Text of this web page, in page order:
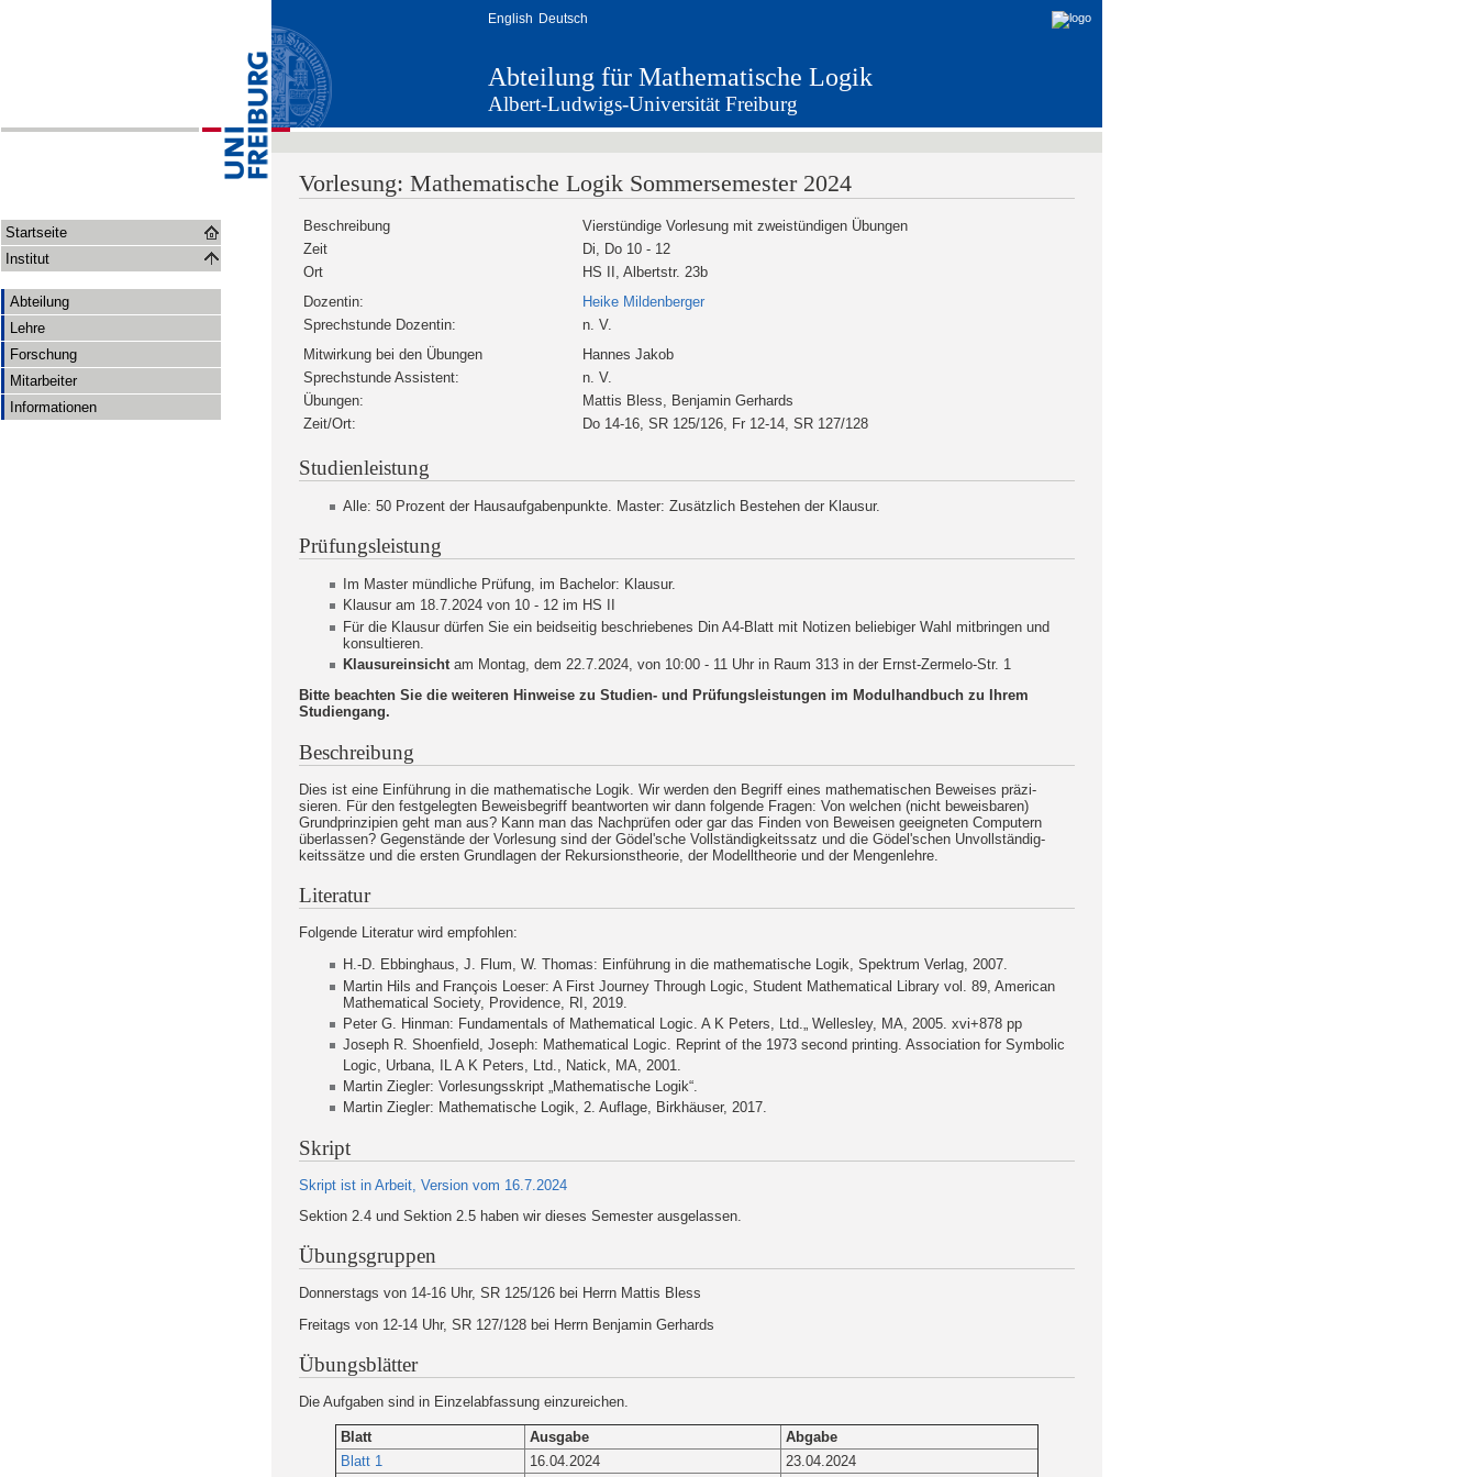
Startseite
Institut
Abteilung
Lehre
Forschung
Mitarbeiter
Informationen
English Deutsch
Abteilung für Mathematische Logik
Albert-Ludwigs-Universität Freiburg
Vorlesung: Mathematische Logik Sommersemester 2024
Beschreibung
Vierstündige Vorlesung mit zweistündigen Übungen
Zeit
Di, Do 10 - 12
Ort
HS II, Albertstr. 23b
Dozentin:
Heike Mildenberger
Sprechstunde Dozentin:
n. V.
Mitwirkung bei den Übungen
Hannes Jakob
Sprechstunde Assistent:
n. V.
Übungen:
Mattis Bless, Benjamin Gerhards
Zeit/Ort:
Do 14-16, SR 125/126, Fr 12-14, SR 127/128
Studienleistung
Alle: 50 Prozent der Hausaufgabenpunkte. Master: Zusätzlich Bestehen der Klausur.
Prüfungsleistung
Im Master mündliche Prüfung, im Bachelor: Klausur.
Klausur am 18.7.2024 von 10 - 12 im HS II
Für die Klausur dürfen Sie ein beidseitig beschriebenes Din A4-Blatt mit Notizen beliebiger Wahl mitbringen und
konsultieren.
Klausureinsichtam Montag, dem 22.7.2024, von 10:00 - 11 Uhr in Raum 313 in der Ernst-Zermelo-Str. 1
Bitte beachten Sie die weiteren Hinweise zu Studien- und Prüfungsleistungen im Modulhandbuch zu Ihrem
Studiengang.
Beschreibung
Dies ist eine Einführung in die mathematische Logik. Wir werden den Begriff eines mathematischen Beweises präzi-
sieren. Für den festgelegten Beweisbegriff beantworten wir dann folgende Fragen: Von welchen (nicht beweisbaren)
Grundprinzipien geht man aus? Kann man das Nachprüfen oder gar das Finden von Beweisen geeigneten Computern
überlassen? Gegenstände der Vorlesung sind der Gödel'sche Vollständigkeitssatz und die Gödel'schen Unvollständig-
keitssätze und die ersten Grundlagen der Rekursionstheorie, der Modelltheorie und der Mengenlehre.
Literatur
Folgende Literatur wird empfohlen:
H.-D. Ebbinghaus, J. Flum, W. Thomas: Einführung in die mathematische Logik, Spektrum Verlag, 2007.
Martin Hils and François Loeser: A First Journey Through Logic, Student Mathematical Library vol. 89, American
Mathematical Society, Providence, RI, 2019.
Peter G. Hinman: Fundamentals of Mathematical Logic. A K Peters, Ltd.„ Wellesley, MA, 2005. xvi+878 pp
Joseph R. Shoenfield, Joseph: Mathematical Logic. Reprint of the 1973 second printing. Association for Symbolic
Logic, Urbana, IL A K Peters, Ltd., Natick, MA, 2001.
Martin Ziegler: Vorlesungsskript „Mathematische Logik“.
Martin Ziegler: Mathematische Logik, 2. Auflage, Birkhäuser, 2017.
Skript
Skript ist in Arbeit, Version vom 16.7.2024
Sektion 2.4 und Sektion 2.5 haben wir dieses Semester ausgelassen.
Übungsgruppen
Donnerstags von 14-16 Uhr, SR 125/126 bei Herrn Mattis Bless
Freitags von 12-14 Uhr, SR 127/128 bei Herrn Benjamin Gerhards
Übungsblätter
Die Aufgaben sind in Einzelabfassung einzureichen.
Blatt Ausgabe
Abgabe
Blatt 1
16.04.2024 23.04.2024